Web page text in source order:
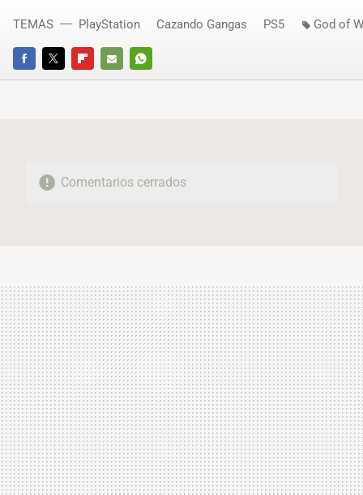
FACEBOOKTWITTERFLIPBOARD
E-
WHATSAPP
TEMAS PlayStation Cazando Gangas PS5 God of
Comentarios cerrados